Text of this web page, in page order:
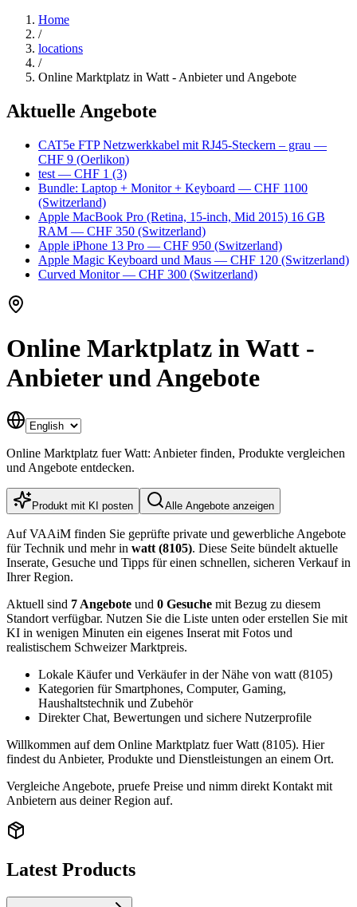
Home
/
locations
/
Online Marktplatz in Watt - Anbieter und Angebote
Aktuelle Angebote
CAT5e FTP Netzwerkkabel mit RJ45-Steckern – grau —
CHF 9 (Oerlikon)
test — CHF 1 (3)
Bundle: Laptop + Monitor + Keyboard — CHF 1100
(Switzerland)
Apple MacBook Pro (Retina, 15-inch, Mid 2015) 16 GB
RAM — CHF 350 (Switzerland)
Apple iPhone 13 Pro — CHF 950 (Switzerland)
Apple Magic Keyboard und Maus — CHF 120 (Switzerland)
Curved Monitor— CHF 300 (Switzerland)
Online Marktplatz in Watt -
Anbieter und Angebote
Online Marktplatz fuer Watt: Anbieter finden, Produkte vergleichen
und Angebote entdecken.
Produkt mit KI posten Alle Angebote anzeigen
Auf VAAiM finden Sie geprüfte private und gewerbliche Angebote
für Technik und mehr in watt (8105). Diese Seite bündelt aktuelle
Inserate, Gesuche und Tipps für einen schnellen, sicheren Verkauf in
Ihrer Region.
Aktuell sind 7 Angebote und 0 Gesuche mit Bezug zu diesem
Standort verfügbar. Nutzen Sie die Liste unten oder erstellen Sie mit
KI in wenigen Minuten ein eigenes Inserat mit Fotos und
realistischem Schweizer Marktpreis.
Lokale Käufer und Verkäufer in der Nähe von watt (8105)
Kategorien für Smartphones, Computer, Gaming,
Haushaltstechnik und Zubehör
Direkter Chat, Bewertungen und sichere Nutzerprofile
Willkommen auf dem Online Marktplatz fuer Watt (8105). Hier
findest du Anbieter, Produkte und Dienstleistungen an einem Ort.
Vergleiche Angebote, pruefe Preise und nimm direkt Kontakt mit
Anbietern aus deiner Region auf.
Latest Products